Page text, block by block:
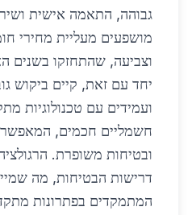
גבוהה, התאמה אישית
מושפעים מעליית מחירי
יחד עם זאת, קיים ביקוש
ועמידים עם טכנולוגיות
חשמליים חכמים,
ובטיחות משופרת.
דרישות הבטיחות, מה
המתמקדים בפתרונות